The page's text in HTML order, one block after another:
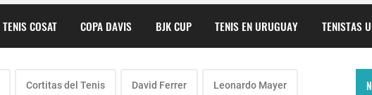
TENIS COSAT COPA DAVIS BJK CUP TENIS EN URUGUAY TENISTAS
Cortitas del Tenis David Ferrer Leonardo Mayer